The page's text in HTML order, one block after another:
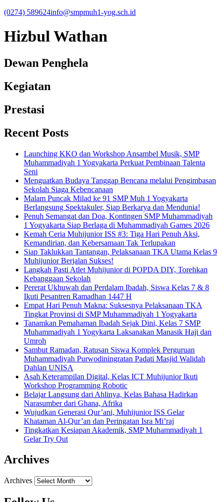
(0274) 589624info@smpmuh1-yog.sch.id
Hizbul Wathan
Dewan Penghela
Kegiatan
Prestasi
Recent Posts
Launching KKO dan Workshop Ansambel Musik, SMP
Muhammadiyah 1 Yogyakarta Perkuat Pembinaan Talenta
Seni
Menguatkan Budaya Tanggap Bencana melalui Pengimbasan
Sekolah Siaga Kebencanaan
Malam Puncak Milad ke 91 SMP Muh 1 Yogyakarta
Berlangsung Spektakuler, Siap Berkarya dan Mendunia!
Penuh Semangat dan Doa, Kontingen SMP Muhammadiyah
1 Yogyakarta Siap Berlaga di Muhammadiyah Games 2026
Kemah Ceria Muhijunior ISS #3: Tiga Hari Penuh Aksi,
Kemandirian, dan Kebersamaan Tak Terlupakan
Siap Taklukkan Tantangan, Pelaksanaan TKA Utama Kelas 9
Muhijunior Berjalan Sukses!
Langkah Pasti Atlet Muhijunior di POPDA DIY, Torehkan
Kebanggaan Sekolah
Pererat Ukhuwah dan Perdalam Ibadah, Siswa Kelas 7 & 8
Ikuti Pesantren Ramadhan 1447 H
Empat Hari Penuh Makna: Suksesnya Pelaksanaan TKA
Tingkat Provinsi di SMP Muhammadiyah 1 Yogyakarta
Tanamkan Pemahaman Ibadah Sejak Dini, Kelas 7 SMP
Muhammadiyah 1 Yogykarta Laksanakan Manasik Haji dan
Umroh
Sambut Ramadan, Ratusan Siswa Komplek Perguruan
Muhammadiyah Purwodiningratan Padati Masjid Walidah
Dahlan UNISA
Asah Keterampilan Digital, Kelas ICT Muhijunior Ikuti
Workshop Programming Robotic
Belajar Langsung dari Ahlinya, Kelas Bahasa Hadirkan
Narasumber dari Ghana, Afrika
Wujudkan Generasi Qur’ani, Muhijunior ISS Gelar
Khataman Al-Qur’an dan Peringatan Isra Mi’raj
Tingkatkan Kesiapan Akademik, SMP Muhammadiyah 1
Gelar Try Out
Archives
Archives